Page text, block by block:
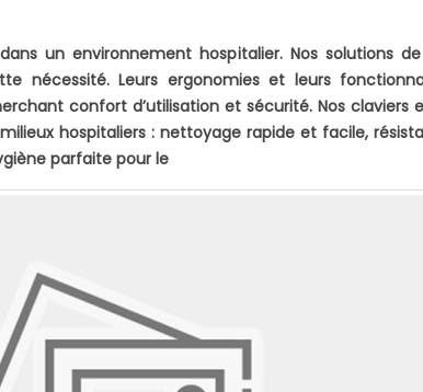
un environnement hospitalier. Nos solutions
nécessité. Leurs ergonomies et leurs
confort d’utilisation et sécurité. Nos claviers
hospitaliers : nettoyage rapide et facile,
parfaite pour le